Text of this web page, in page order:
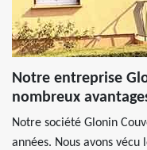
Notre entreprise
nombreux
Notre société Glonin
années. Nous avons